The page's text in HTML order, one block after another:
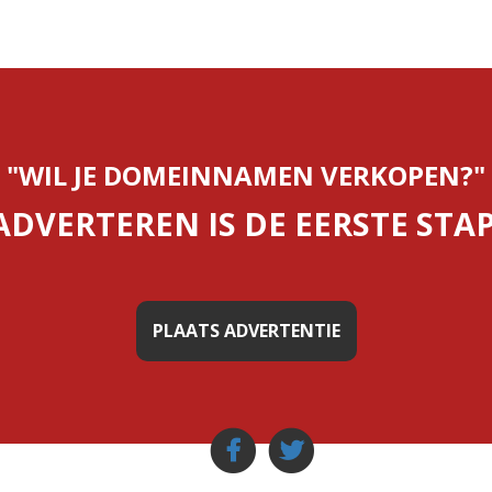
"WIL JE DOMEINNAMEN VERKOPEN?"
IS DE EERSTE
PLAATS ADVERTENTIE